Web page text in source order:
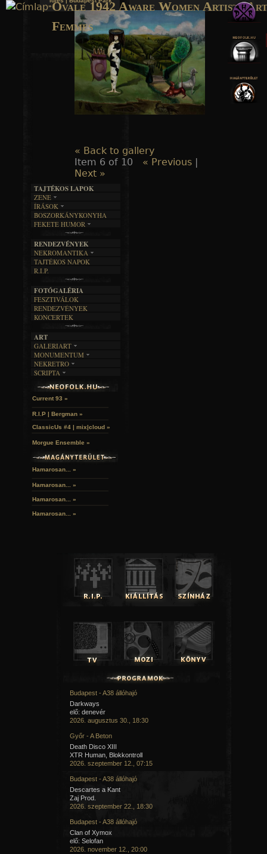
Jump to navigation
Ovale 1942 Aware Women Artists
Femmes
« Back to gallery
Item 6 of 10
« Previous |
Next »
TAJTÉKOS LAPOK
ZENE
EGYÜTTESEK
INTERJÚK
FORDÍTÁSOK
DALSZÖVEGEK
ÍRÁSOK
IRODALOM
FILM
ÍRÁSTÖRTÉNET
BOSZORKÁNYKONYHA
FEKETE HUMOR
SZÖVEGES
RENDEZVÉNYEK
NEKROMANTIKA
AKTUÁLIS
A MÚLT
TAJTÉKOS NAPOK
R.I.P.
FOTÓGALÉRIA
FESZTIVÁLOK
RENDEZVÉNYEK
KONCERTEK
ART
GALERIART
ARTGALERI
KÉPREGÉNYEK
LAKÁSKULTS
MONUMENTUM
TEMETŐK
TEMPLOMOK
VÁRAK
HELYEK
NEKRETRO
SZUBKULT
FEKETE LYUK
RELIKVIÁK
SCRIPTA
NOVELLÁK
VERSEK
»
Current 93 »
R.I.P | Bergman »
ClassicUs #4 | mix|cloud »
Morgue Ensemble »
Hamarosan... »
Hamarosan... »
Hamarosan... »
Hamarosan... »
Budapest - A38 állóhajó
Darkways
elő: denevér
2026. augusztus 30., 18:30
Győr - A Beton
Death Disco XIII
XTR Human, Blokkontroll
2026. szeptember 12., 07:15
Budapest - A38 állóhajó
Descartes a Kant
Zaj Prod.
2026. szeptember 22., 18:30
Budapest - A38 állóhajó
Clan of Xymox
elő: Selofan
2026. november 12., 20:00